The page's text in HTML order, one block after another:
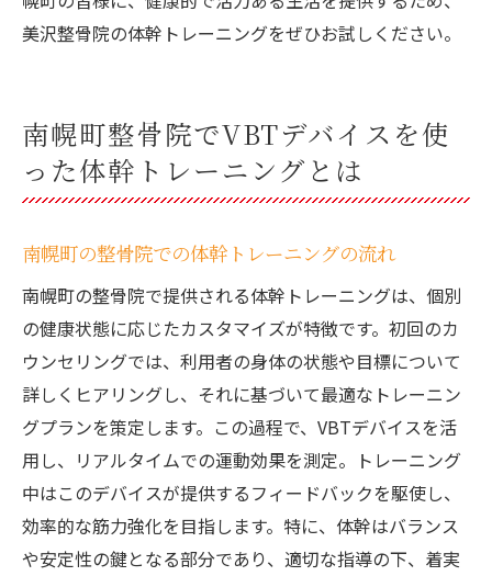
美沢整骨院の体幹トレーニングをぜひお試しください。
南幌町整骨院でVBTデバイスを使
った体幹トレーニングとは
南幌町の整骨院での体幹トレーニングの流れ
南幌町の整骨院で提供される体幹トレーニングは、個別
の健康状態に応じたカスタマイズが特徴です。初回のカ
ウンセリングでは、利用者の身体の状態や目標について
詳しくヒアリングし、それに基づいて最適なトレーニン
グプランを策定します。この過程で、VBTデバイスを活
用し、リアルタイムでの運動効果を測定。トレーニング
中はこのデバイスが提供するフィードバックを駆使し、
効率的な筋力強化を目指します。特に、体幹はバランス
や安定性の鍵となる部分であり、適切な指導の下、着実